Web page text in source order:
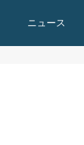
ニュース